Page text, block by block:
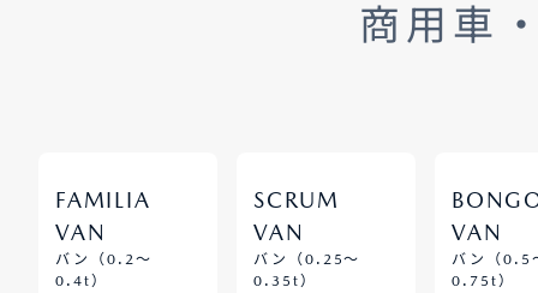
商用車
FAMILIA
VAN
バン（0.2～
0.4t）
SCRUM
VAN
バン（0.25～
0.35t）
VAN
バン（0.5
0.75t）